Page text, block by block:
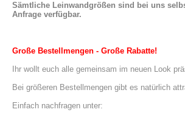
Sämtliche Leinwandgrößen sind bei uns
Anfrage verfügbar.
Große Bestellmengen - Große Rabatte!
Ihr wollt euch alle gemeinsam im neuen Look
Bei größeren Bestellmengen gibt es natürlich
Einfach nachfragen unter: